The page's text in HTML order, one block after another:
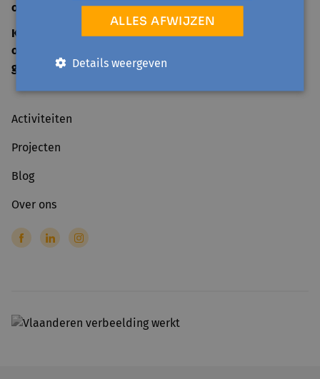
open
ma-vr 09:00-12:30
KANTOOR
open
geslotenop officiële feestdagen
Activiteiten
Projecten
Blog
Over ons
ALLES AFWIJZEN
Details weergeven